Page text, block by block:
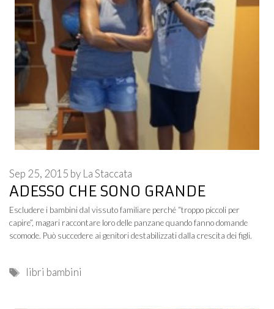
ADESSO CHE SONO GRANDE
Sep 25, 2015 by La Staccata
Escludere i bambini dal vissuto familiare perché “troppo piccoli per
capire”, magari raccontare loro delle panzane quando fanno domande
scomode. Può succedere ai genitori destabilizzati dalla crescita dei figli.
Tags
libri bambini